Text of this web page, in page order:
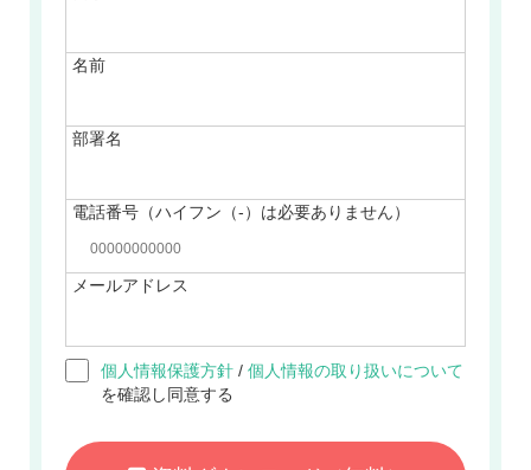
名前
部署名
電話番号（ハイフン（-）は必要ありません）
メールアドレス
個人情報保護方針 / 個人情報の取り扱いについて
を確認し同意する